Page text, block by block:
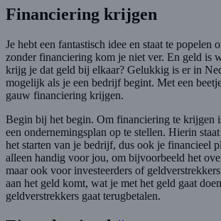
Financiering krijgen
Je hebt een fantastisch idee en staat te popelen
zonder financiering kom je niet ver. En geld is
krijg je dat geld bij elkaar? Gelukkig is er in
mogelijk als je een bedrijf begint. Met een
gauw financiering krijgen.
Begin bij het begin. Om financiering te krijgen
een ondernemingsplan op te stellen. Hierin
het starten van je bedrijf, dus ook je financieel
alleen handig voor jou, om bijvoorbeeld het
maar ook voor investeerders of
aan het geld komt, wat je met het geld gaat
geldverstrekkers gaat terugbetalen.